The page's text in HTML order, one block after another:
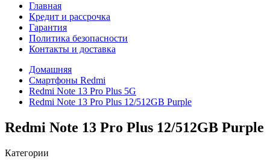
Главная
Кредит и рассрочка
Гарантия
Политика безопасности
Контакты и доставка
Домашняя
Смартфоны Redmi
Redmi Note 13 Pro Plus 5G
Redmi Note 13 Pro Plus 12/512GB Purple
Redmi Note 13 Pro Plus 12/512GB Purple
Категории